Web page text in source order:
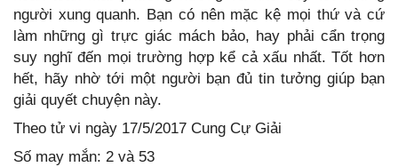
người xung quanh. Bạn có nên mặc kệ mọi thứ và cứ
làm những gì trực giác mách bảo, hay phải cẩn trọng
suy nghĩ đến mọi trường hợp kể cả xấu nhất. Tốt hơn
hết, hãy nhờ tới một người bạn đủ tin tưởng giúp bạn
giải quyết chuyện này.
Theo tử vi ngày 17/5/2017 Cung Cự Giải
Số may mắn: 2 và 53